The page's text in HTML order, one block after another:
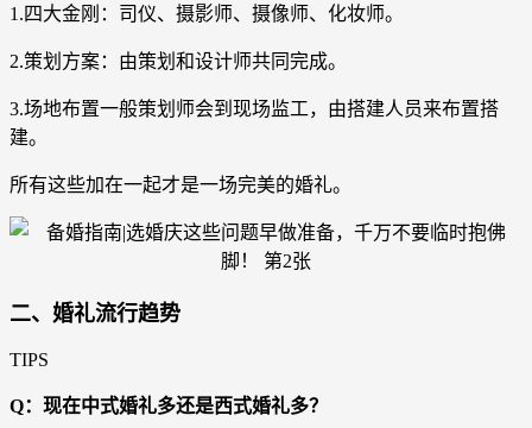
1.四大金刚：司仪、摄影师、摄像师、化妆师。
2.策划方案：由策划和设计师共同完成。
3.场地布置一般策划师会到现场监工，由搭建人员来布置搭
建。
所有这些加在一起才是一场完美的婚礼。
二、婚礼流行趋势
TIPS
Q：现在中式婚礼多还是西式婚礼多？